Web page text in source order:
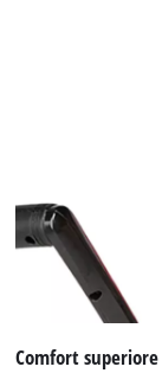
Comfort superiore